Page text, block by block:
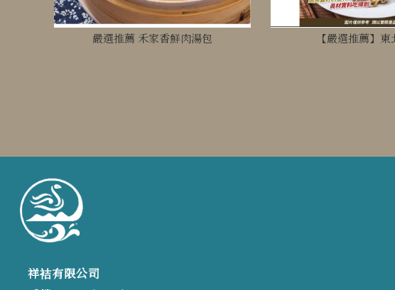
嚴選推薦 禾家香鮮肉湯包 【嚴選推薦】
祥袺有限公司